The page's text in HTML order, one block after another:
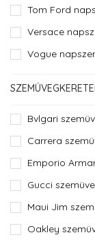
Tom Ford
Versace
Vogue
Bvlgari
Carrera
Emporio
Gucci
Maui Jim
Oakley